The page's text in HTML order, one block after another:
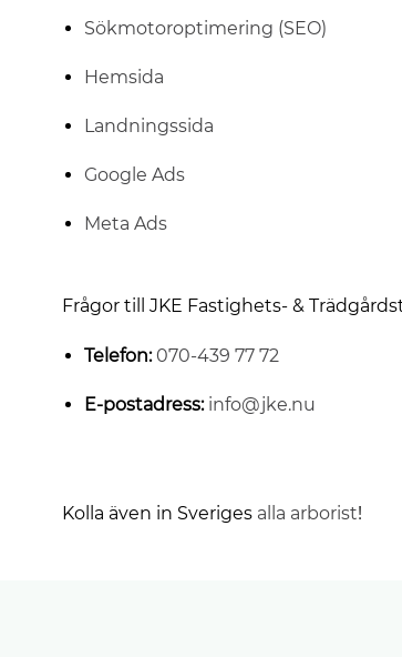
Sökmotoroptimering (SEO)
Hemsida
Landningssida
Google Ads
Meta Ads
Frågor till JKE Fastighets- &
Telefon:070-439 77 72
E-postadress: info@jke.nu
Kolla även in Sveriges alla arborist!